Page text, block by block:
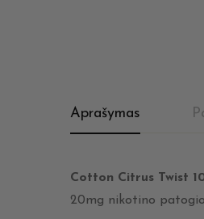
Aprašymas
Cotton Citrus Twist
20mg nikotino